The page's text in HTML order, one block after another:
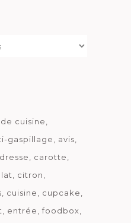
cuisine
gaspillage
avis
carotte
citron
cuisine
cupcake
entrée
foodbox